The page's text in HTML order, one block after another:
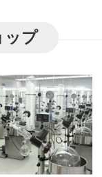
ップ